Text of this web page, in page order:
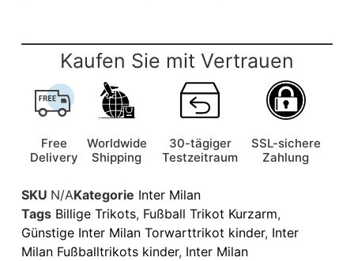
Kaufen Sie mit Vertrauen
Free
Delivery
Worldwide
Shipping
30-tägiger
Testzeitraum
SSL-sichere
Zahlung
SKU N/AKategorie Inter Milan
Tags Billige Trikots, Fußball Trikot Kurzarm,
Günstige Inter Milan Torwarttrikot kinder, Inter
Milan Fußballtrikots kinder, Inter Milan